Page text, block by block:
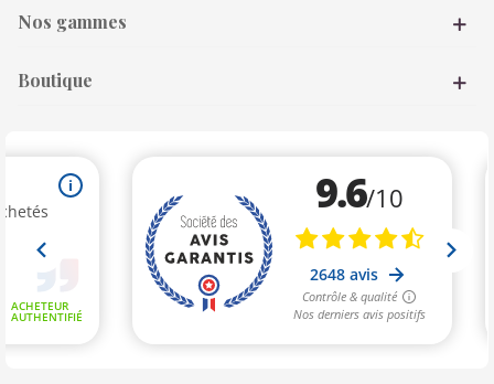
Nos gammes
Boutique